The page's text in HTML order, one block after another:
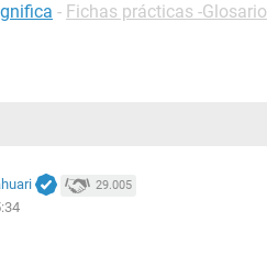
- Fichas prácticas -Glosario
29.005